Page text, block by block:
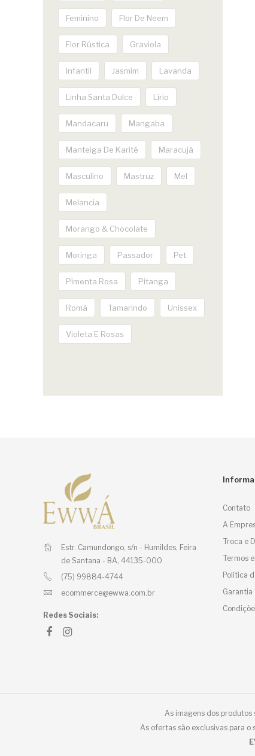
Feminino Flor De Neem
Flor Rústica Graviola
Infantil Jasmim Lavanda
Linha Santa Dulce Lírio
Mandacaru Mangaba
Manteiga De Karité Maracujá
Masculino Mastruz Mel
Melancia
Morango & Chocolate
Moringa Passador Pet
Pimenta Rosa Pitanga
Romã Tamarindo Unissex
Violeta E Rosas
Estr. Camundongo, s/n - Humildes, Feira
de Santana - BA, 44135-000
(75) 99884-4744
ecommerce@ewwa.com.br
Redes Sociais:
Contato
A
Troca e
Termos
Política
Garantia
As imagens dos produtos
As ofertas são exclusivas para o